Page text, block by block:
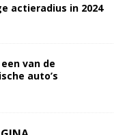
actieradius in 2024
van de
auto’s